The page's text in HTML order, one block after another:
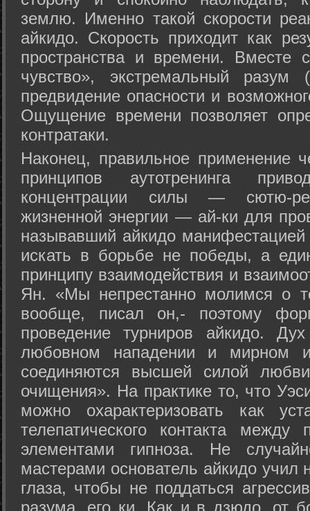
землю. Именно такой скорости
айкидо. Скорость приходит как
пространства и времени. Вместе
чувство», экстремальный разум
предвидение опасности и
Ощущение времени позволяет
контратаки.
Наконец, правильное применение
принципов аутотренинга
концентрации силы — сютю-
жизненной энергии — ай-ки для
называвший айкидо
искать в борьбе не победы, а
принципу взаимодействия и
Ян. «Мы непрестанно молимся о
вообще, писал он,- поэтому
проведение турниров айкидо.
любовном нападении и мирном
соединяются высшей силой
очищения». На практике то, что
можно охарактеризовать как
телепатического контакта между
элементами гипноза. Не
мастерами основатель айкидо учил
глаза, чтобы не поддаться
разума, его ки. Как и в дзюдо, от